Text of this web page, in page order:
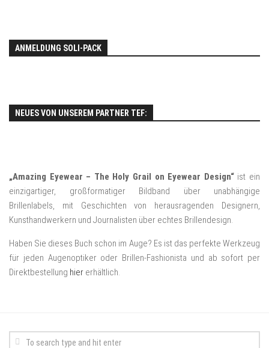
ANMELDUNG SOLI-PACK
NEUES VON UNSEREM PARTNER TEF:
„Amazing Eyewear – The Holy Grail on Eyewear Design“ist ein
einzigartiger, großformatiger Bildband über unabhängige
Brillenlabels, mit Geschichten von herausragenden Designern,
Kunsthandwerkern und Journalisten über echtes Brillendesign.
Haben Sie dieses Buch schon im Auge? Es ist das perfekte Werkzeug
für jeden Augenoptiker oder Brillen-Fashionista und ab sofort per
Direktbestellung hier erhältlich.